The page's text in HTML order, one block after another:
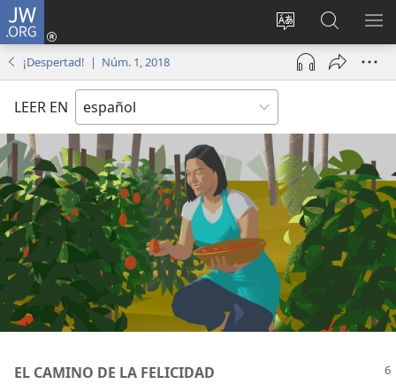
JW.ORG
Cambiar
idioma
del sitio
Iniciar
sesión
(abre
nueva
en
jw.org
¡Despertad! | Núm. 1, 2018
LEER EN
EL CAMINO DE LA FELICIDAD